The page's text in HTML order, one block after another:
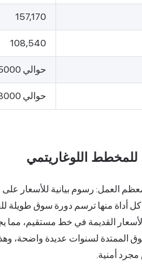
157,170
108,540
حوالي 95000
حوالي 88000
اللوغاريتمي
العمل: رسوم بيانية للأسعار على
أداة منها ترسم دورة سوق طويلة
القديمة في خط مستقيم، مما
الممتدة لسنوات عديدة واضحة،